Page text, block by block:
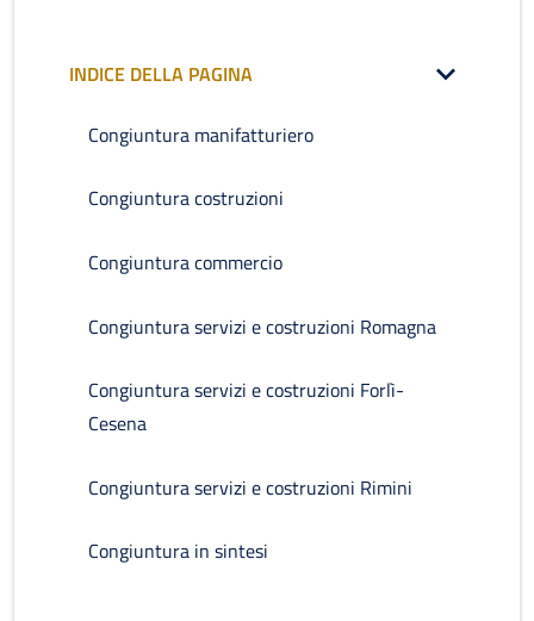
INDICE DELLA PAGINA
Congiuntura manifatturiero
Congiuntura costruzioni
Congiuntura commercio
Congiuntura servizi e costruzioni Romagna
Congiuntura servizi e costruzioni Forlì-
Cesena
Congiuntura servizi e costruzioni Rimini
Congiuntura in sintesi